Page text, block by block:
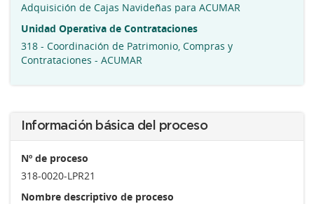
Adquisición de Cajas Navideñas para ACUMAR
Unidad Operativa de Contrataciones
318 - Coordinación de Patrimonio, Compras y
Contrataciones - ACUMAR
Información básica del proceso
Nº de proceso
318-0020-LPR21
Nombre descriptivo de proceso